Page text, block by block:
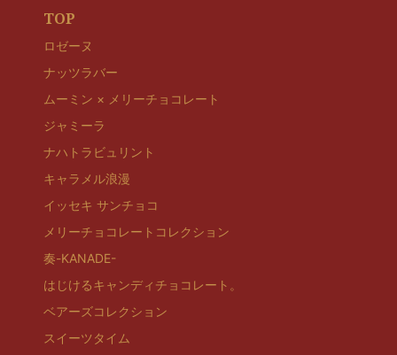
TOP
ロゼーヌ
ナッツラバー
ムーミン × メリーチョコレート
ジャミーラ
ナハトラビュリント
キャラメル浪漫
イッセキ サンチョコ
メリーチョコレートコレクション
奏-KANADE-
はじけるキャンディチョコレート。
ベアーズコレクション
スイーツタイム